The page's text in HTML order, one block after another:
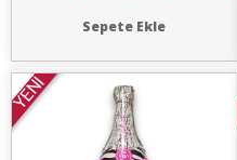
Sepete Ekle
YENİ